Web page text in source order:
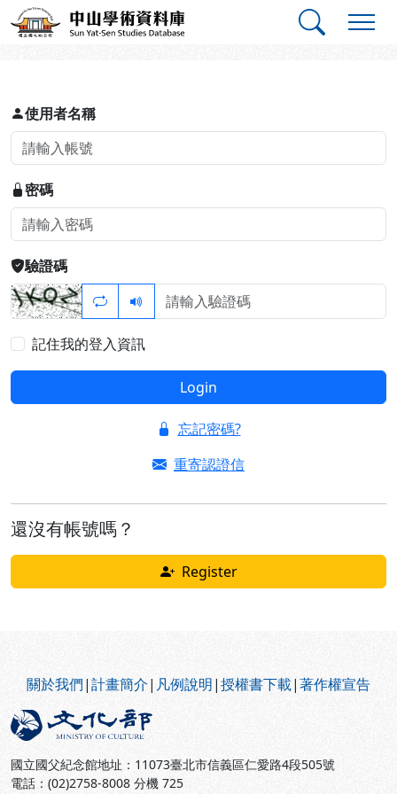
跳到主要內容
中山學術資料庫
登入
使用者名稱
密碼
驗證碼
記住我的登入資訊
Login
忘記密碼?
重寄認證信
還沒有帳號嗎？
Register
關於我們|計畫簡介| 凡例說明|授權書下載|著作權宣告
國立國父紀念館地址：11073臺北市信義區仁愛路4段505號
電話：(02)2758-8008 分機 725